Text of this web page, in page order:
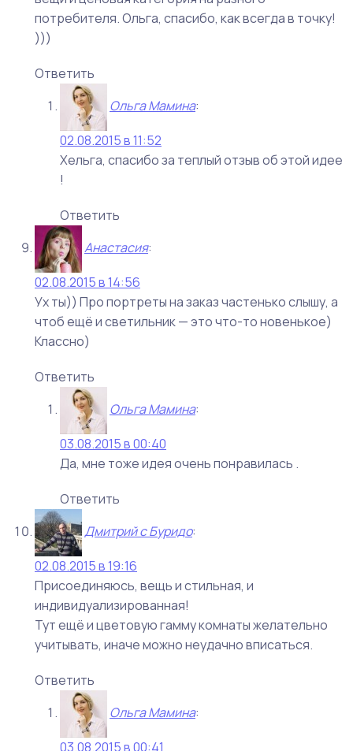
потребителя. Ольга, спасибо, как всегда в точку!
)))
Ответить
Ольга Мамина:
02.08.2015 в 11:52
Хельга, спасибо за теплый отзыв об этой идее
!
Ответить
Анастасия:
02.08.2015 в 14:56
Ух ты)) Про портреты на заказ частенько слышу, а
чтоб ещё и светильник — это что-то новенькое)
Классно)
Ответить
Ольга Мамина:
03.08.2015 в 00:40
Да, мне тоже идея очень понравилась .
Ответить
Дмитрий с Буридо:
02.08.2015 в 19:16
Присоединяюсь, вещь и стильная, и
индивидуализированная!
Тут ещё и цветовую гамму комнаты желательно
учитывать, иначе можно неудачно вписаться.
Ответить
Ольга Мамина:
03.08.2015 в 00:41